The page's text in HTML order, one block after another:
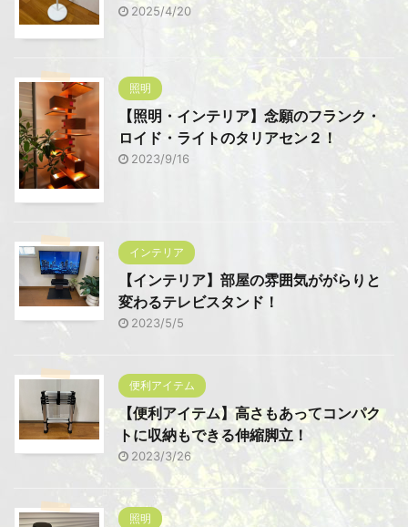
2025/4/20
照明
【照明・インテリア】念願のフランク・
ロイド・ライトのタリアセン２！
2023/9/16
インテリア
【インテリア】部屋の雰囲気ががらりと
変わるテレビスタンド！
2023/5/5
便利アイテム
【便利アイテム】高さもあってコンパク
トに収納もできる伸縮脚立！
2023/3/26
照明